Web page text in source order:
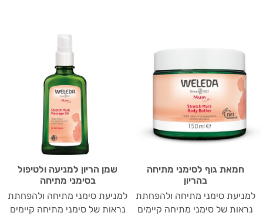
חמאת גוף לסימני מתיחה
בהריון
למניעת סימני מתיחה ולהפחתת
נראות של סימני מתיחה קיימים
שמן הריון למניעה ולטיפול
בסימני מתיחה
למניעת סימני מתיחה ולהפחתת
נראות של סימני מתיחה קיימים